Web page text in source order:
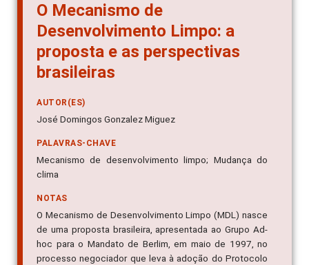
O Mecanismo de
Desenvolvimento Limpo: a
proposta e as perspectivas
brasileiras
AUTOR(ES)
José Domingos Gonzalez Miguez
PALAVRAS-CHAVE
Mecanismo de desenvolvimento limpo; Mudança do
clima
NOTAS
O Mecanismo de Desenvolvimento Limpo (MDL) nasce
de uma proposta brasileira, apresentada ao Grupo Ad-
hoc para o Mandato de Berlim, em maio de 1997, no
processo negociador que leva à adoção do Protocolo